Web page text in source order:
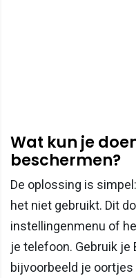
Wat kun je
beschermen?
De oplossing is
het niet gebruikt. Dit
instellingenmenu of
je telefoon. Gebruik je
bijvoorbeeld je